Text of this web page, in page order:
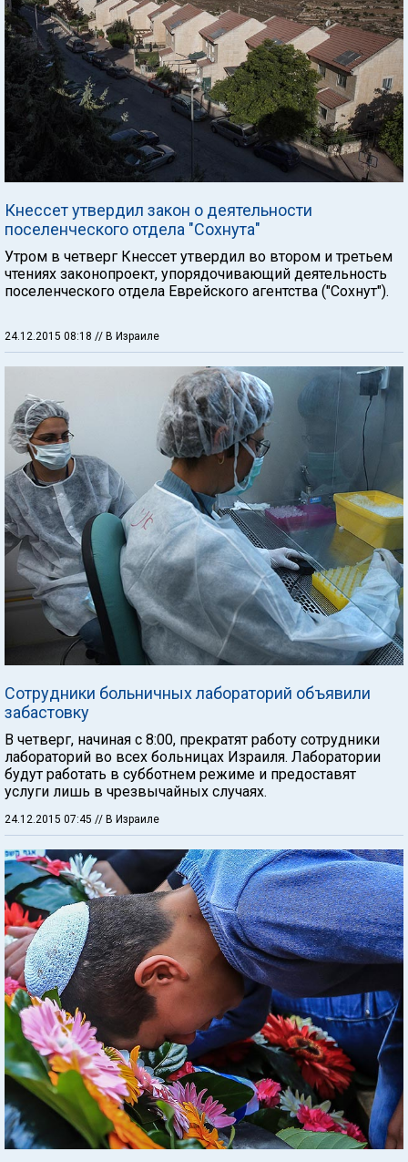
Кнессет утвердил закон о деятельности
поселенческого отдела "Сохнута"
Утром в четверг Кнессет утвердил во втором и третьем
чтениях законопроект, упорядочивающий деятельность
поселенческого отдела Еврейского агентства ("Сохнут").
24.12.2015 08:18 // В Израиле
Сотрудники больничных лабораторий объявили
забастовку
В четверг, начиная с 8:00, прекратят работу сотрудники
лабораторий во всех больницах Израиля. Лаборатории
будут работать в субботнем режиме и предоставят
услуги лишь в чрезвычайных случаях.
24.12.2015 07:45 // В Израиле